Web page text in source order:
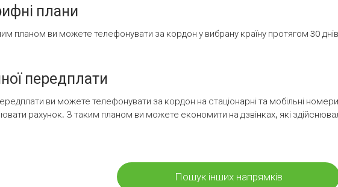
плани
планом ви можете телефонувати за кордон у вибрану країну протягом 30
передплати
ви можете телефонувати за кордон на стаціонарні та мобільні
рахунок. З таким планом ви можете економити на дзвінках, які
Пошук інших напрямків